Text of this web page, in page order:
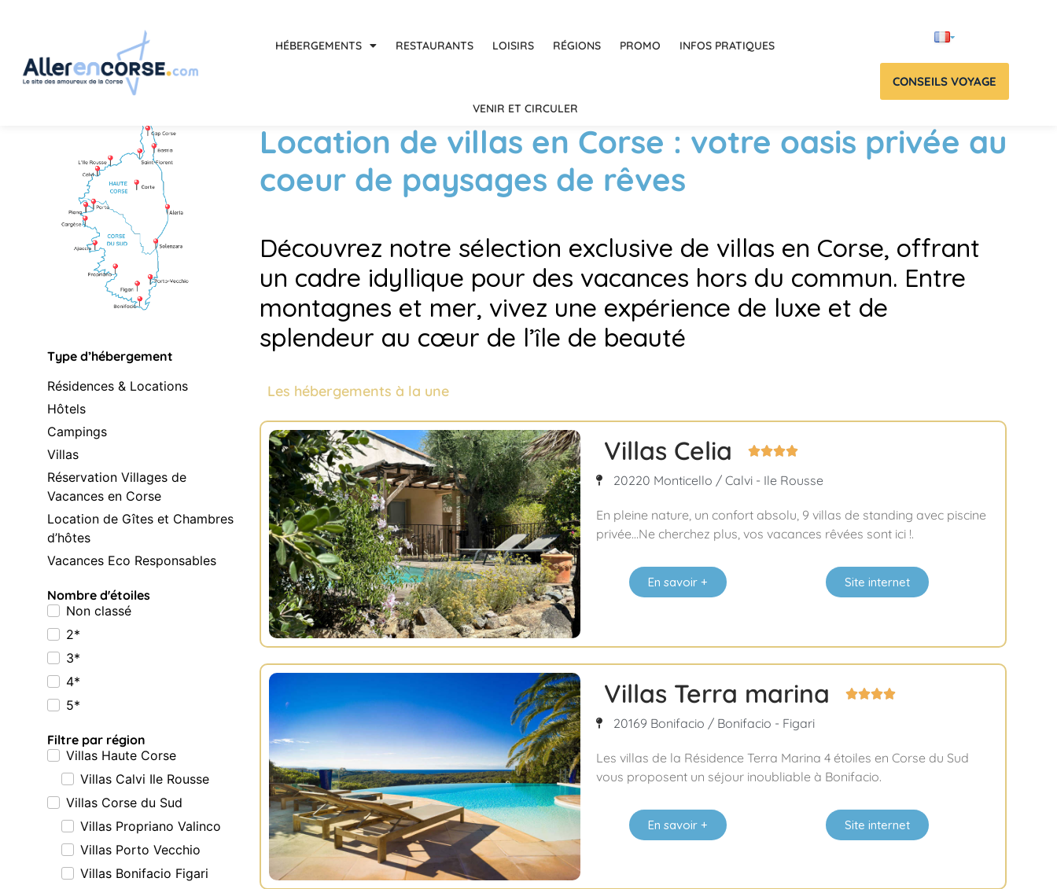
HÉBERGEMENTS RESTAURANTS LOISIRS RÉGIONS PROMO INFOS PRATIQUES
VENIR ET CIRCULER
CONSEILS VOYAGE
Type d’hébergement
Résidences & Locations
Hôtels
Campings
Villas
Réservation Villages de
Vacances en Corse
Location de Gîtes et Chambres
d’hôtes
Vacances Eco Responsables
Nombre d'étoiles
Non classé
2*
3*
4*
5*
Filtre par région
Villas Haute Corse
Villas Calvi Ile Rousse
Villas Corse du Sud
Villas Propriano Valinco
Villas Porto Vecchio
Villas Bonifacio Figari
Location de villas en Corse : votre oasis privée au
coeur de paysages de rêves
Découvrez notre sélection exclusive de villas en Corse, offrant
un cadre idyllique pour des vacances hors du commun. Entre
montagnes et mer, vivez une expérience de luxe et de
splendeur au cœur de l’île de beauté
Les hébergements à la une
Villas Celia 
20220 Monticello / Calvi - Ile Rousse
En pleine nature, un confort absolu, 9 villas de standing avec piscine
privée…Ne cherchez plus, vos vacances rêvées sont ici !.
En savoir + Site internet
Villas Terra marina 
20169 Bonifacio / Bonifacio - Figari
Les villas de la Résidence Terra Marina 4 étoiles en Corse du Sud
vous proposent un séjour inoubliable à Bonifacio.
En savoir + Site internet